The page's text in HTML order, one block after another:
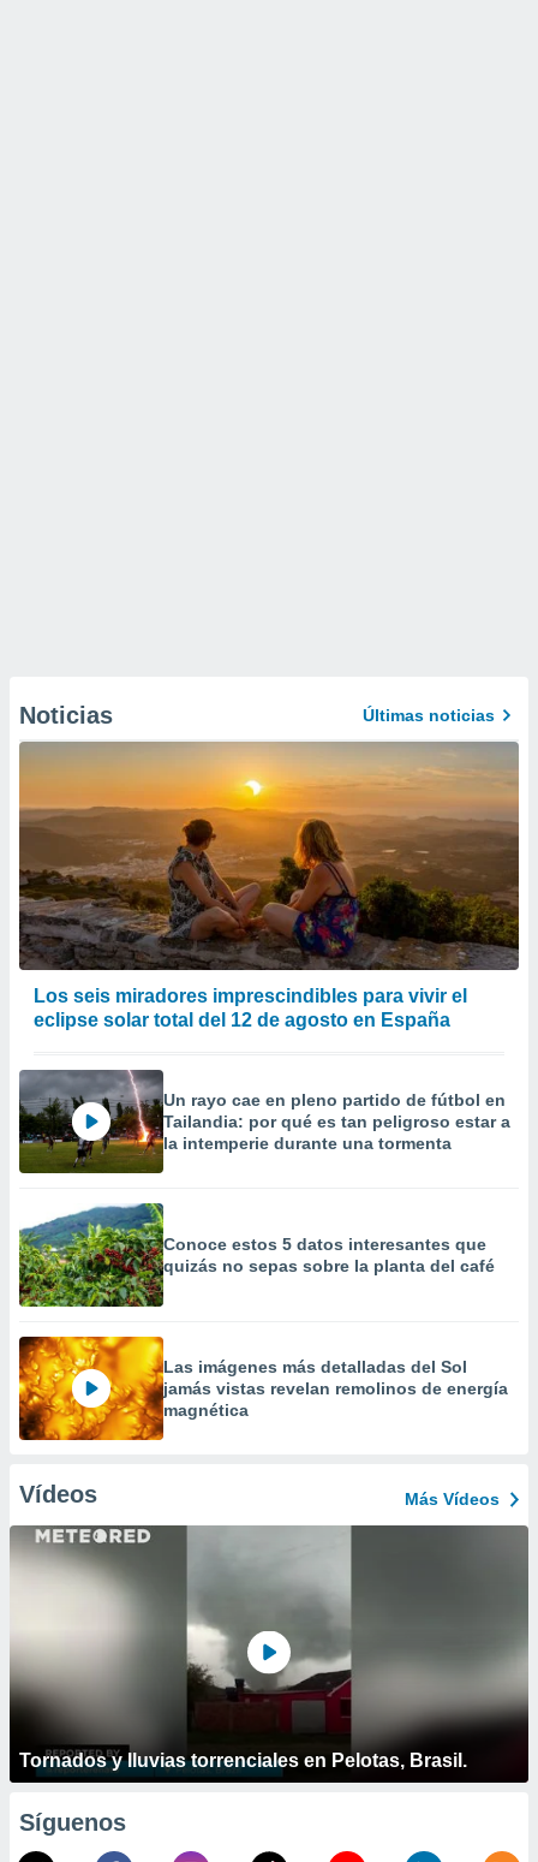
Noticias Últimas noticias
Los seis miradores imprescindibles para vivir el
eclipse solar total del 12 de agosto en España
Un rayo cae en pleno partido de fútbol en
Tailandia: por qué es tan peligroso estar a
la intemperie durante una tormenta
Conoce estos 5 datos interesantes que
quizás no sepas sobre la planta del café
Las imágenes más detalladas del Sol
jamás vistas revelan remolinos de energía
magnética
Vídeos Más Vídeos
Tornados y lluvias torrenciales en Pelotas, Brasil.
Síguenos